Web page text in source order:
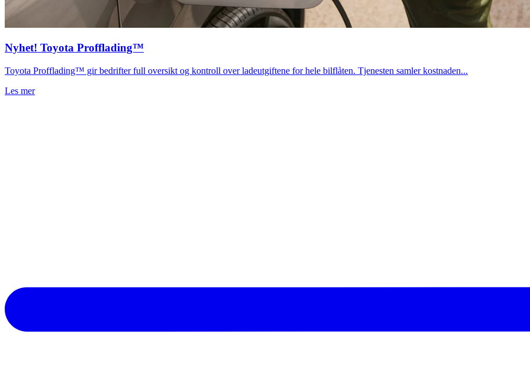
Nyhet! Toyota Profflading™
Toyota Profflading™ gir bedrifter full oversikt og kontroll over ladeutgiftene for hele bilflåten. Tjenesten samler kostnaden...
Les mer